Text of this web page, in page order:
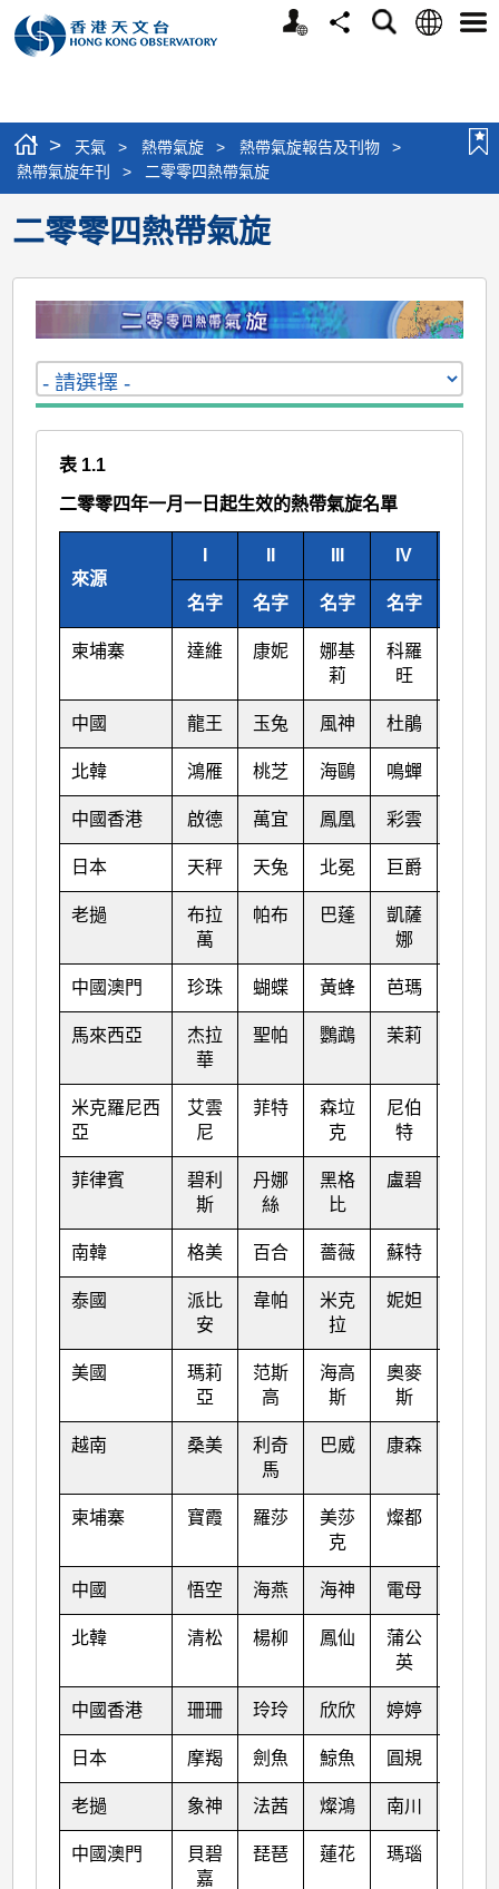
個
分
搜
語
選
> 天氣 > 熱帶氣旋 > 熱帶氣旋報告及刊物
>
熱帶氣旋年刊
> 二零零四熱帶氣旋
二零零四熱帶氣旋
表 1.1
二零零四年一月一日起生效的熱帶氣旋名單
來源
IV
名字 名字 名字 名字
柬埔寨 達維 康妮
娜基
莉
科羅
旺
中國 龍王 玉兔 風神 杜鵑
北韓 鴻雁 桃芝 海鷗 鳴蟬
中國香港 啟德 萬宜 鳳凰 彩雲
日本 天秤 天兔 北冕 巨爵
老撾
布拉
萬
帕布 巴蓬
凱薩
娜
中國澳門 珍珠 蝴蝶 黃蜂 芭瑪
馬來西亞
杰拉
華
聖帕 鸚鵡 茉莉
米克羅尼西
亞
艾雲
尼
菲特
森垃
克
尼伯
特
菲律賓
碧利
斯
丹娜
絲
黑格
比
盧碧
南韓 格美 百合 薔薇 蘇特
泰國
派比
安
韋帕
米克
拉
妮妲
美國
瑪莉
亞
范斯
高
海高
斯
奧麥
斯
越南 桑美
利奇
馬
巴威 康森
柬埔寨 寶霞 羅莎
美莎
克
燦都
中國 悟空 海燕 海神 電母
北韓 清松 楊柳 鳳仙
蒲公
英
中國香港 珊珊 玲玲 欣欣 婷婷
日本 摩羯 劍魚 鯨魚 圓規
老撾 象神 法茜 燦鴻 南川
中國澳門
貝碧
嘉
琵琶 蓮花 瑪瑙